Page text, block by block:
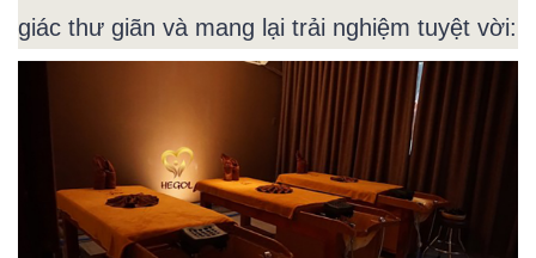
giác thư giãn và mang lại trải nghiệm tuyệt vời: